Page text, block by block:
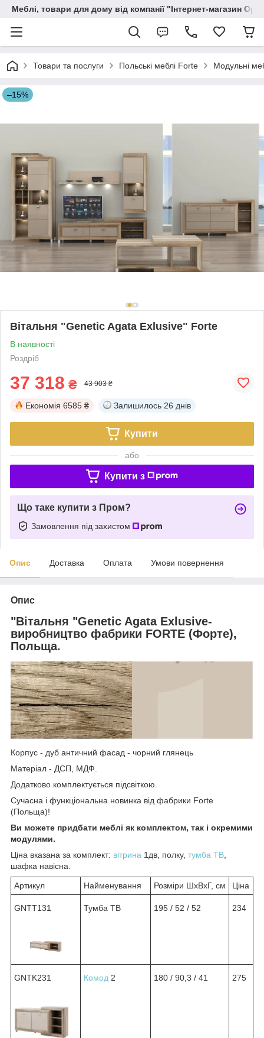
Меблі, товари для дому від компанії "Інтернет-магазин
Товари та послуги Польські меблі Forte Модульні
–15%
Вітальня "Genetic Agata Exlusive" Forte
В наявності
Роздріб
37 318 ₴ 43 903 ₴
Економія 6585 ₴ Залишилось 26 днів
Купити
або
Купити з
Що таке купити з Пром?
Замовлення під захистом
Опис Доставка Оплата Умови повернення
Опис
"Вітальня "Genetic Agata Exlusive-
виробництво фабрики FORTE (Форте),
Польща.
Корпус - дуб античний фасад - чорний глянець
Матеріал - ДСП, МДФ.
Додатково комплектується підсвіткою.
Сучасна і функціональна новинка від фабрики Forte
(Польща)!
Ви можете придбати меблі як комплектом, так і окремими
модулями.
Ціна вказана за комплект: вітрина 1дв, полку, тумба ТВ,
шафка навісна.
Артикул Найменування Розміри ШхВхГ, см Ціна
GNTT131 Тумба ТВ 195 / 52 / 52 234
GNTK231 Комод 2 180 / 90,3 / 41 275